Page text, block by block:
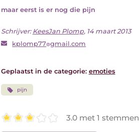
maar eerst is er nog die pijn
Schrijver: KeesJan Plomp, 14 maart 2013
kplomp77 gmail.com
Geplaatst in de categorie: emoties
pijn
3.0 met 1 stemmen